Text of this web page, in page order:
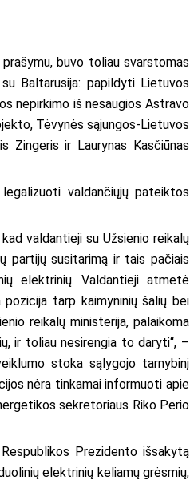
buvo toliau svarstomas
Baltarusija: papildyti Lietuvos
nepirkimo iš nesaugios Astravo
Tėvynės sąjungos-Lietuvos
Zingeris ir Laurynas Kasčiūnas
valdančiųjų pateiktos
valdantieji su Užsienio reikalų
partijų susitarimą ir tais pačiais
elektrinių. Valdantieji atmetė
tarp kaimyninių šalių bei
reikalų ministerija, palaikoma
ir toliau nesirengia to daryti“, –
stoka sąlygojo tarnybinį
nėra tinkamai informuoti apie
sekretoriaus Riko Perio
Prezidento išsakytą
elektrinių keliamų grėsmių,